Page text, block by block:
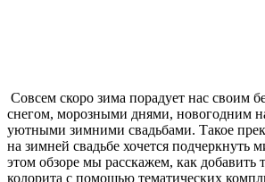
Совсем скоро зима порадует нас своим
снегом, морозными днями, новогодним
уютными зимними свадьбами. Такое
на зимней свадьбе хочется подчеркнуть
этом обзоре мы расскажем, как добавить
колорита с помощью тематических